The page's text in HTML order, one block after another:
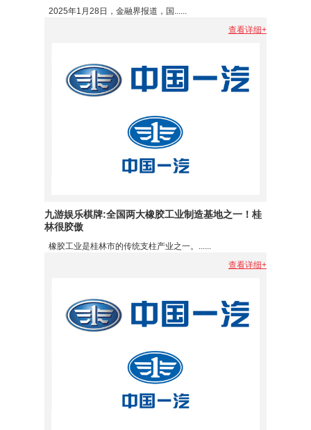
2025年1月28日，金融界报道，国......
查看详细+
九游娱乐棋牌:全国两大橡胶工业制造基地之一！桂
林很胶傲
橡胶工业是桂林市的传统支柱产业之一。......
查看详细+